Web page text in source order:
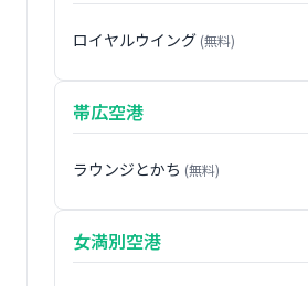
ロイヤルウイング (無料)
帯広空港
ラウンジとかち (無料)
女満別空港